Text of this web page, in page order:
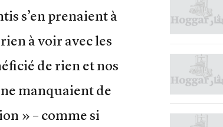
s’en prenaient à
à voir avec les
de rien et nos
manquaient de
» – comme si